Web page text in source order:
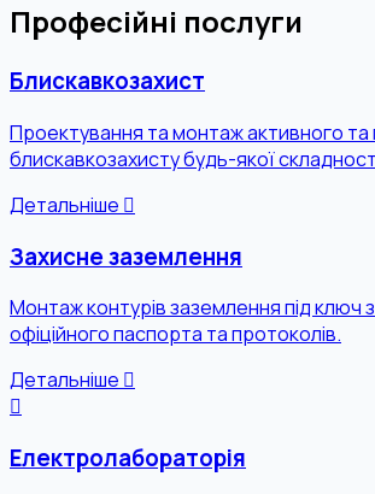
Професійні послуги
Блискавкозахист
Проектування та монтаж активного та
блискавкозахисту будь-якої
Детальніше
Захисне заземлення
Монтаж контурів заземлення під ключ
офіційного паспорта та протоколів.
Детальніше
Електролабораторія